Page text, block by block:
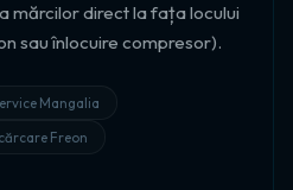
mărcilor direct la fața locului
sau înlocuire compresor).
Mangalia
Freon